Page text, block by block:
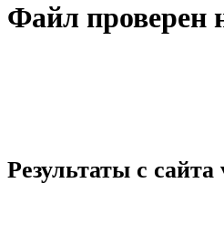
Файл проверен
Результаты с сайта